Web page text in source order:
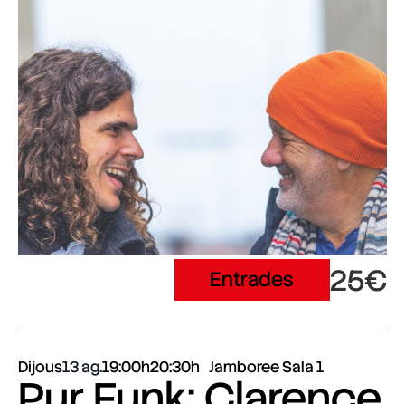
Entrades 25€
Dijous13 ag.19:00h20:30h Jamboree Sala 1